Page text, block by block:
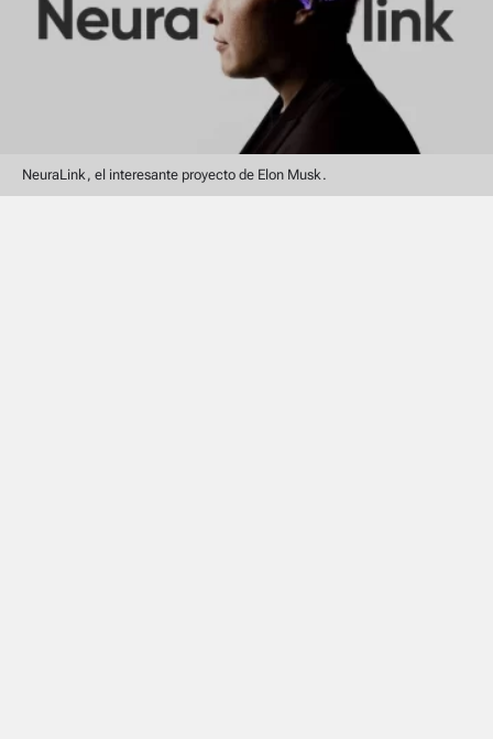
NeuraLink, el interesante proyecto de Elon Musk.